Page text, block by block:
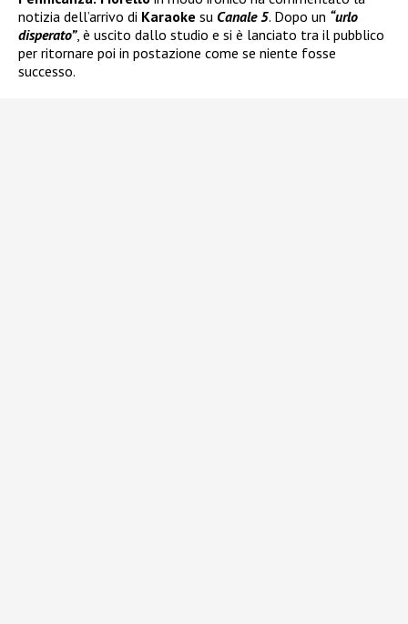
notizia dell’arrivo di Karaoke su Canale 5. Dopo un “urlo
disperato”, è uscito dallo studio e si è lanciato tra il pubblico
per ritornare poi in postazione come se niente fosse
successo.